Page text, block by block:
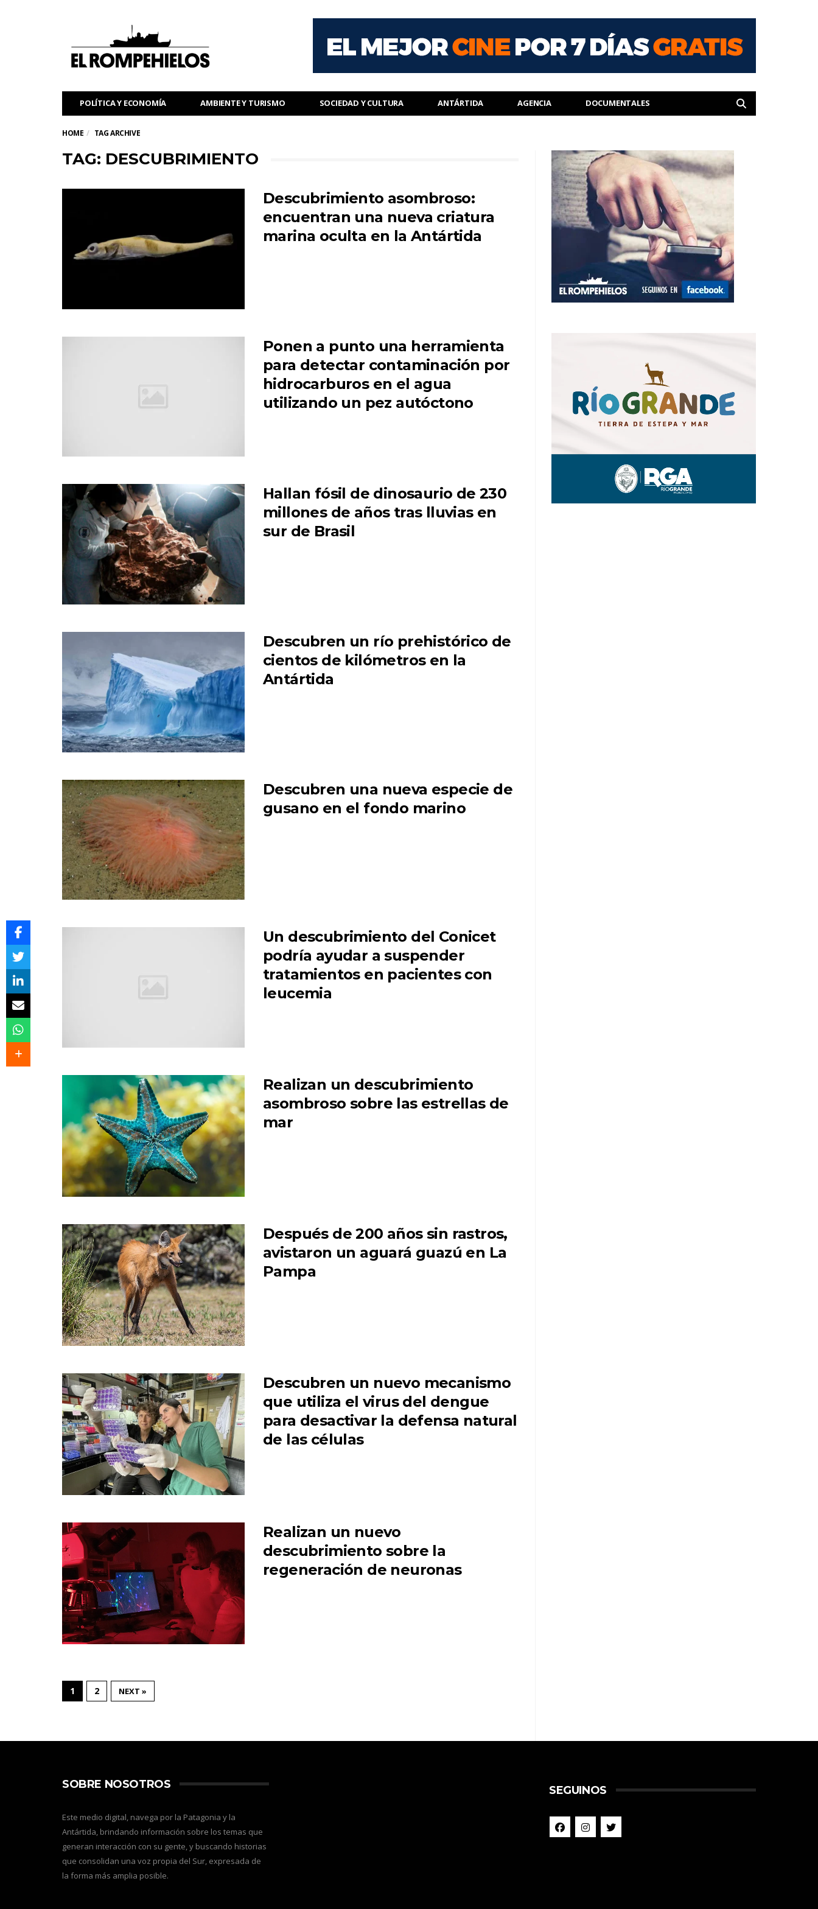
POLÍTICA Y ECONOMÍA AMBIENTE Y TURISMO SOCIEDAD Y CULTURA ANTÁRTIDA AGENCIA DOCUMENTALES
HOME TAG ARCHIVE
TAG: DESCUBRIMIENTO
Descubrimiento asombroso:
encuentran una nueva criatura
marina oculta en la Antártida
Ponen a punto una herramienta
para detectar contaminación por
hidrocarburos en el agua
utilizando un pez autóctono
Hallan fósil de dinosaurio de 230
millones de años tras lluvias en
sur de Brasil
Descubren un río prehistórico de
cientos de kilómetros en la
Antártida
Descubren una nueva especie de
gusano en el fondo marino
Un descubrimiento del Conicet
podría ayudar a suspender
tratamientos en pacientes con
leucemia
Realizan un descubrimiento
asombroso sobre las estrellas de
mar
Después de 200 años sin rastros,
avistaron un aguará guazú en La
Pampa
Descubren un nuevo mecanismo
que utiliza el virus del dengue
para desactivar la defensa natural
de las células
Realizan un nuevo
descubrimiento sobre la
regeneración de neuronas
1 2 NEXT »
SOBRE NOSOTROS
Este medio digital, navega por la Patagonia y la
Antártida, brindando información sobre los temas que
generan interacción con su gente, y buscando historias
que consolidan una voz propia del Sur, expresada de
la forma más amplia posible.
SEGUINOS